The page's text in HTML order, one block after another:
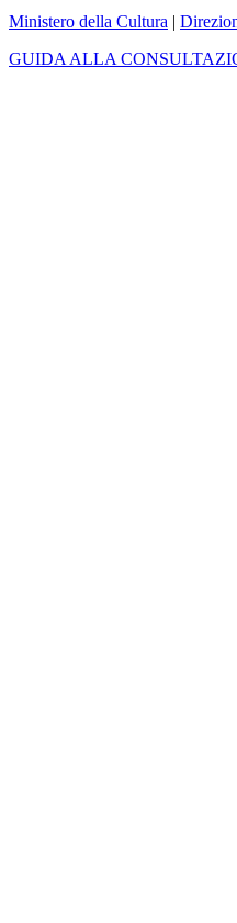
Ministero della Cultura |
GUIDA ALLA